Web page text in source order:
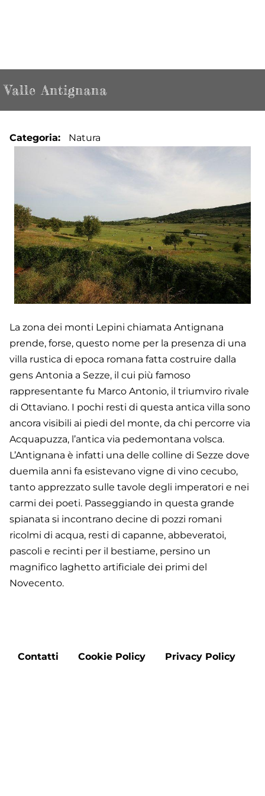
Valle Antignana
Categoria Natura
La zona dei monti Lepini chiamata Antignana
prende, forse, questo nome per la presenza di una
villa rustica di epoca romana fatta costruire dalla
gens Antonia a Sezze, il cui più famoso
rappresentante fu Marco Antonio, il triumviro rivale
di Ottaviano. I pochi resti di questa antica villa sono
ancora visibili ai piedi del monte, da chi percorre via
Acquapuzza, l’antica via pedemontana volsca.
L’Antignana è infatti una delle colline di Sezze dove
duemila anni fa esistevano vigne di vino cecubo,
tanto apprezzato sulle tavole degli imperatori e nei
carmi dei poeti. Passeggiando in questa grande
spianata si incontrano decine di pozzi romani
ricolmi di acqua, resti di capanne, abbeveratoi,
pascoli e recinti per il bestiame, persino un
magnifico laghetto artificiale dei primi del
Novecento.
Footer
Contatti Cookie Policy Privacy Policy